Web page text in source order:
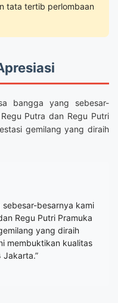
tata tertib perlombaan
bangga yang sebesar-
Putra dan Regu Putri
gemilang yang diraih
besarnya kami
Regu Putri Pramuka
yang diraih
membuktikan kualitas